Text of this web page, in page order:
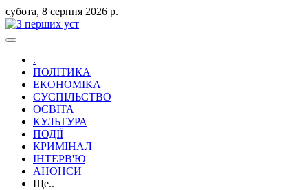
субота, 8 серпня 2026 р.
.
ПОЛІТИКА
ЕКОНОМІКА
СУСПІЛЬСТВО
ОСВІТА
КУЛЬТУРА
ПОДІЇ
КРИМІНАЛ
ІНТЕРВ'Ю
АНОНСИ
Ще..